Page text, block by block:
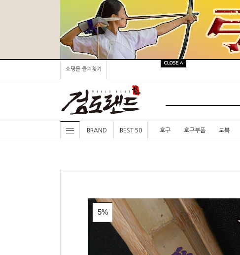
쇼핑몰 즐겨찾기
BRAND BEST 50 호구 호구부품 도복
5%